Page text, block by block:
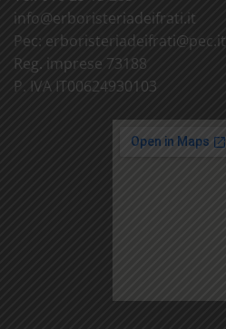
info@erboristeriadeifrati.it
Pec: erboristeriadeifrati@pec.it
Reg. imprese 73188
P. IVA IT00624930103